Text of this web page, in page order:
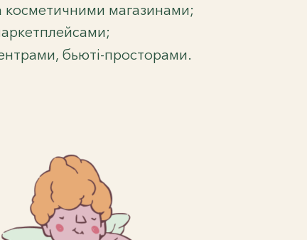
магазинами;
бьюті-просторами.